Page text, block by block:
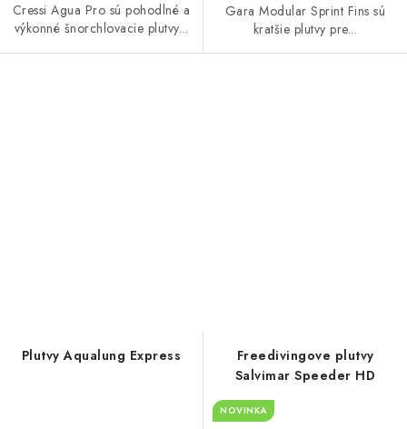
Cressi Agua Pro sú pohodlné a
výkonné šnorchlovacie plutvy...
Gara Modular Sprint Fins sú
kratšie plutvy pre...
Plutvy Aqualung Express
Freedivingove plutvy
Salvimar Speeder HD
NOVINKA